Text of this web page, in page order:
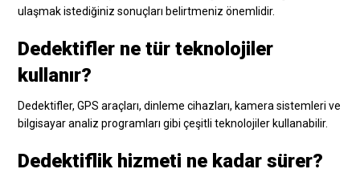
ulaşmak istediğiniz sonuçları belirtmeniz önemlidir.
Dedektifler ne tür teknolojiler
kullanır?
Dedektifler, GPS araçları, dinleme cihazları, kamera sistemleri ve
bilgisayar analiz programları gibi çeşitli teknolojiler kullanabilir.
Dedektiflik hizmeti ne kadar sürer?